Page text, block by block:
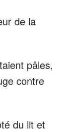
de la
pâles,
contre
du lit et